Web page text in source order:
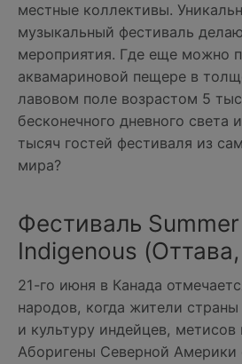
местные коллективы.
музыкальный фестиваль
мероприятия. Где еще можно
аквамариновой пещере в
лавовом поле возрастом 5
бесконечного дневного света
тысяч гостей фестиваля из
мира?
Фестиваль
Indigenous
21-го июня в Канада
народов, когда жители
и культуру индейцев, метисов
Аборигены Северной Америки